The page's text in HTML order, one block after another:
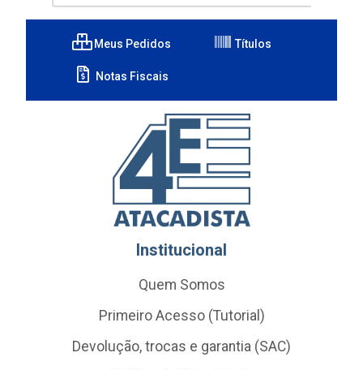
Meus Pedidos Títulos
Notas Fiscais
Institucional
Quem Somos
Primeiro Acesso (Tutorial)
Devolução, trocas e garantia (SAC)